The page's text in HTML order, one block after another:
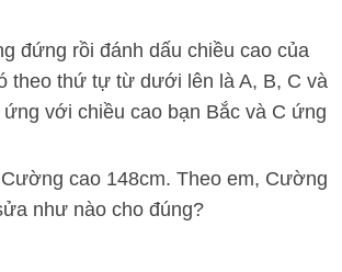
đứng rồi đánh dấu chiều cao của
theo thứ tự từ dưới lên là A, B, C và
với chiều cao bạn Bắc và C ứng
cao 148cm. Theo em, Cường
như nào cho đúng?